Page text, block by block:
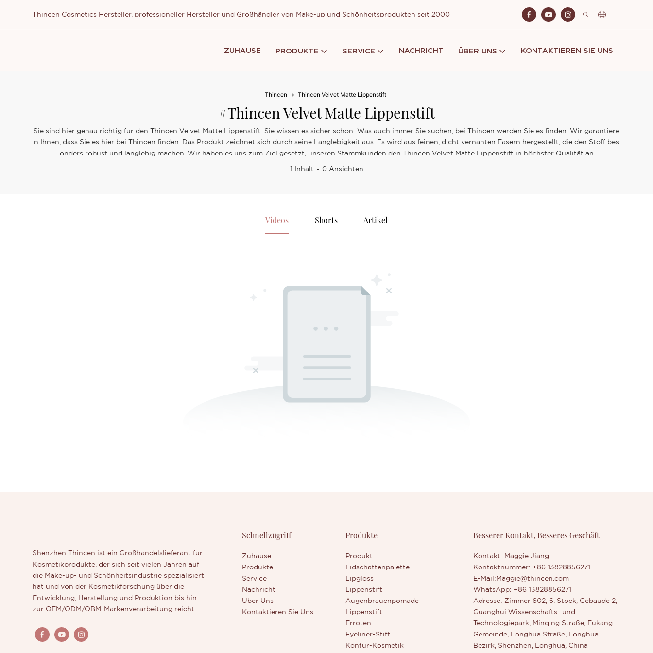
Thincen Cosmetics Hersteller, professioneller Hersteller und Großhändler von Make-up und Schönheitsprodukten seit 2000
ZUHAUSE PRODUKTE SERVICE NACHRICHT ÜBER UNS KONTAKTIEREN SIE UNS
Thincen Thincen Velvet Matte Lippenstift
#Thincen Velvet Matte Lippenstift
Sie sind hier genau richtig für den Thincen Velvet Matte Lippenstift. Sie wissen es sicher schon: Was auch immer Sie suchen, bei Thincen werden Sie es finden. Wir garantiere
n Ihnen, dass Sie es hier bei Thincen finden. Das Produkt zeichnet sich durch seine Langlebigkeit aus. Es wird aus feinen, dicht vernähten Fasern hergestellt, die den Stoff bes
onders robust und langlebig machen. Wir haben es uns zum Ziel gesetzt, unseren Stammkunden den Thincen Velvet Matte Lippenstift in höchster Qualität an
1 Inhalt 0 Ansichten
Videos Shorts Artikel
Shenzhen Thincen ist ein Großhandelslieferant für
Kosmetikprodukte, der sich seit vielen Jahren auf
die Make-up- und Schönheitsindustrie spezialisiert
hat und von der Kosmetikforschung über die
Entwicklung, Herstellung und Produktion bis hin
zur OEM/ODM/OBM-Markenverarbeitung reicht.
Schnellzugriff
Zuhause
Produkte
Service
Nachricht
Über Uns
Kontaktieren Sie Uns
Produkte
Produkt
Lidschattenpalette
Lipgloss
Lippenstift
Augenbrauenpomade
Lippenstift
Erröten
Eyeliner-Stift
Kontur-Kosmetik
Besserer Kontakt, Besseres Geschäft
Kontakt: Maggie Jiang
Kontaktnummer: +86 13828856271
E-Mail: Maggie@thincen.com
WhatsApp: +86 13828856271
Adresse: Zimmer 602, 6. Stock, Gebäude 2,
Guanghui Wissenschafts- und
Technologiepark, Minqing Straße, Fukang
Gemeinde, Longhua Straße, Longhua
Bezirk, Shenzhen, Longhua, China